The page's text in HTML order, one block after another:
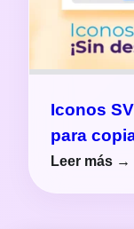
Iconos
para
Leer más →